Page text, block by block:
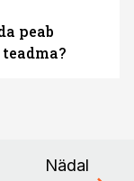
peab
Nädal